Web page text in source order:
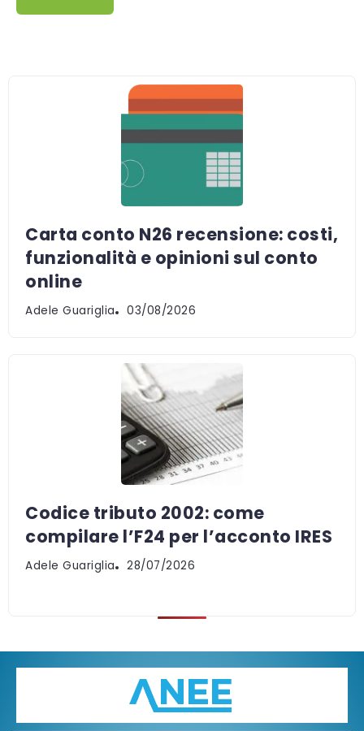
Carta conto N26 recensione: costi,
funzionalità e opinioni sul conto
online
Adele Guariglia 03/08/2026
Codice tributo 2002: come
compilare l’F24 per l’acconto IRES
Adele Guariglia 28/07/2026